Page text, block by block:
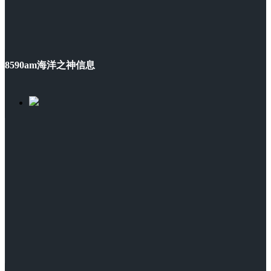
8590am海洋之神信息